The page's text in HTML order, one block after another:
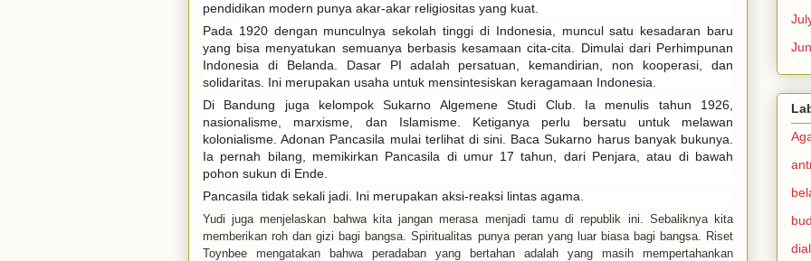
pendidikan modern punya akar-akar religiositas yang kuat.
Pada 1920 dengan munculnya sekolah tinggi di Indonesia, muncul satu kesadaran baru
yang bisa menyatukan semuanya berbasis kesamaan cita-cita. Dimulai dari Perhimpunan
Indonesia di Belanda. Dasar PI adalah persatuan, kemandirian, non kooperasi, dan
solidaritas. Ini merupakan usaha untuk mensintesiskan keragamaan Indonesia.
Di Bandung juga kelompok Sukarno Algemene Studi Club. Ia menulis tahun 1926,
nasionalisme, marxisme, dan Islamisme. Ketiganya perlu bersatu untuk melawan
kolonialisme. Adonan Pancasila mulai terlihat di sini. Baca Sukarno harus banyak bukunya.
Ia pernah bilang, memikirkan Pancasila di umur 17 tahun, dari Penjara, atau di bawah
pohon sukun di Ende.
Pancasila tidak sekali jadi. Ini merupakan aksi-reaksi lintas agama.
Yudi juga menjelaskan bahwa kita jangan merasa menjadi tamu di republik ini. Sebaliknya kita
memberikan roh dan gizi bagi bangsa. Spiritualitas punya peran yang luar biasa bagi bangsa. Riset
Toynbee mengatakan bahwa peradaban yang bertahan adalah yang masih mempertahankan